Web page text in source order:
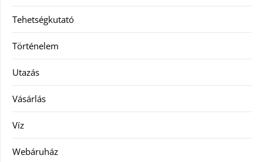
Tehetségkutató
Történelem
Utazás
Vásárlás
Víz
Webáruház